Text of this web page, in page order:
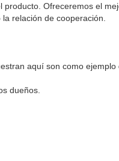
Ofreceremos el
relación de cooperación.
aquí son como
dueños.